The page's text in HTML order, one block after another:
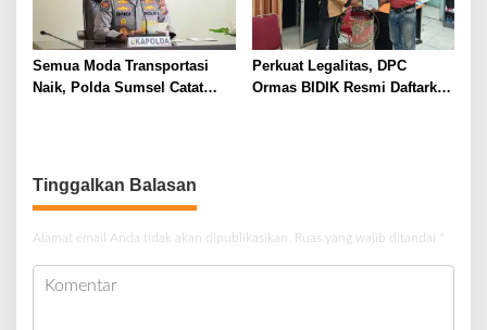
Semua Moda Transportasi
Naik, Polda Sumsel Catat
Perkuat Legalitas, DPC
Ormas BIDIK Resmi Daftarkan
Tinggalkan Balasan
Alamat email Anda tidak akan dipublikasikan. Ruas yang wajib ditandai *